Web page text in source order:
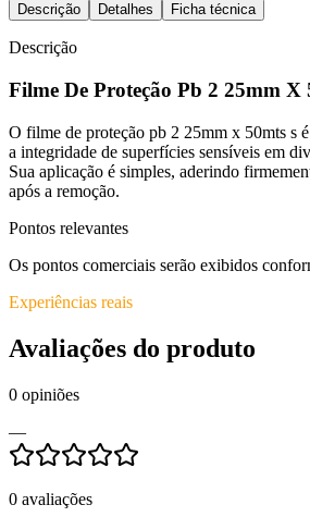
Descrição Detalhes Ficha técnica
Descrição
Filme De Proteção Pb 2 25mm X
O filme de proteção pb 2 25mm x 50mts s
a integridade de superfícies sensíveis em
Sua aplicação é simples, aderindo
após a remoção.
Pontos relevantes
Os pontos comerciais serão exibidos
Experiências reais
Avaliações do produto
0 opiniões
—
0 avaliações